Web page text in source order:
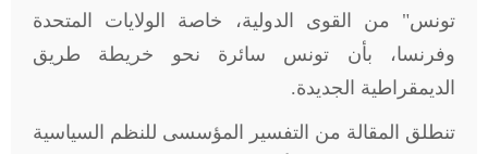
تونس" من القوى الدولية، خاصة الولايات المتحدة
وفرنسا، بأن تونس سائرة نحو خريطة طريق
الديمقراطية الجديدة.
تنطلق المقالة من التفسير المؤسسى للنظم السياسية